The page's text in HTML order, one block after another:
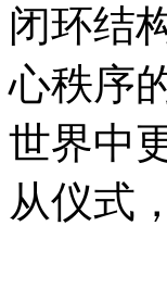
闭环结
心秩序
世界中
从仪式